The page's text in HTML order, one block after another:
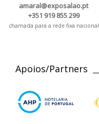
amaral@exposalao.pt
+351 919 855 299
chamada para a rede fixa nacional
Apoios/Partners